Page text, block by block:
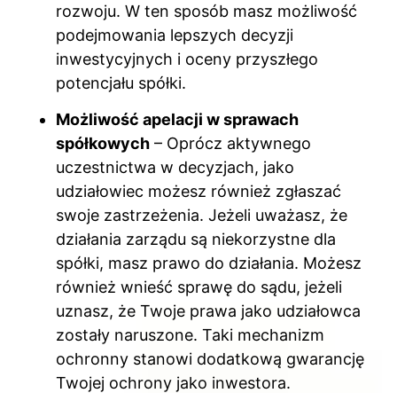
rozwoju. W ten sposób masz możliwość
podejmowania lepszych decyzji
inwestycyjnych i oceny przyszłego
potencjału spółki.
Możliwość apelacji w sprawach
spółkowych – Oprócz aktywnego
uczestnictwa w decyzjach, jako
udziałowiec możesz również zgłaszać
swoje zastrzeżenia. Jeżeli uważasz, że
działania zarządu są niekorzystne dla
spółki, masz prawo do działania. Możesz
również wnieść sprawę do sądu, jeżeli
uznasz, że Twoje prawa jako udziałowca
zostały naruszone. Taki mechanizm
ochronny stanowi dodatkową gwarancję
Twojej ochrony jako inwestora.